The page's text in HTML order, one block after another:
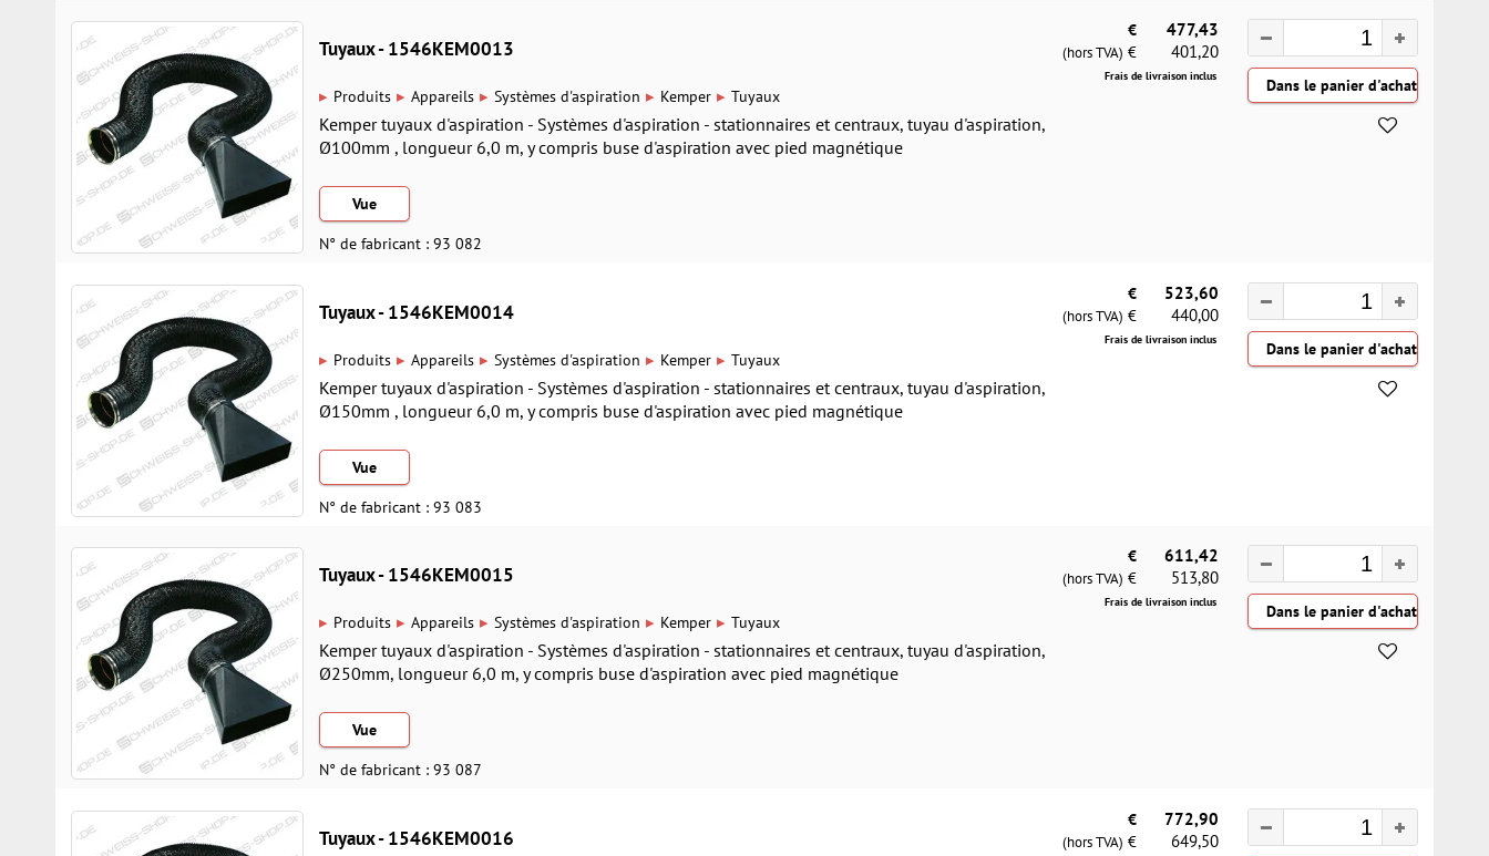
Tuyaux - 1546KEM0013
▸ Produits ▸ Appareils ▸ Systèmes d'aspiration ▸ Kemper ▸ Tuyaux
Kemper tuyaux d'aspiration - Systèmes d'aspiration - stationnaires et centraux, tuyau d'aspiration,
Ø100mm , longueur 6,0 m, y compris buse d'aspiration avec pied magnétique
Vue
N° de fabricant : 93 082
€ 477,43
(hors TVA) € 401,20
Frais de livraison inclus
Tuyaux - 1546KEM0014
▸ Produits ▸ Appareils ▸ Systèmes d'aspiration ▸ Kemper ▸ Tuyaux
Kemper tuyaux d'aspiration - Systèmes d'aspiration - stationnaires et centraux, tuyau d'aspiration,
Ø150mm , longueur 6,0 m, y compris buse d'aspiration avec pied magnétique
Vue
N° de fabricant : 93 083
€ 523,60
(hors TVA) € 440,00
Frais de livraison inclus
Tuyaux - 1546KEM0015
▸ Produits ▸ Appareils ▸ Systèmes d'aspiration ▸ Kemper ▸ Tuyaux
Kemper tuyaux d'aspiration - Systèmes d'aspiration - stationnaires et centraux, tuyau d'aspiration,
Ø250mm, longueur 6,0 m, y compris buse d'aspiration avec pied magnétique
Vue
N° de fabricant : 93 087
€ 611,42
(hors TVA) € 513,80
Frais de livraison inclus
Tuyaux - 1546KEM0016
€ 772,90
(hors TVA) € 649,50